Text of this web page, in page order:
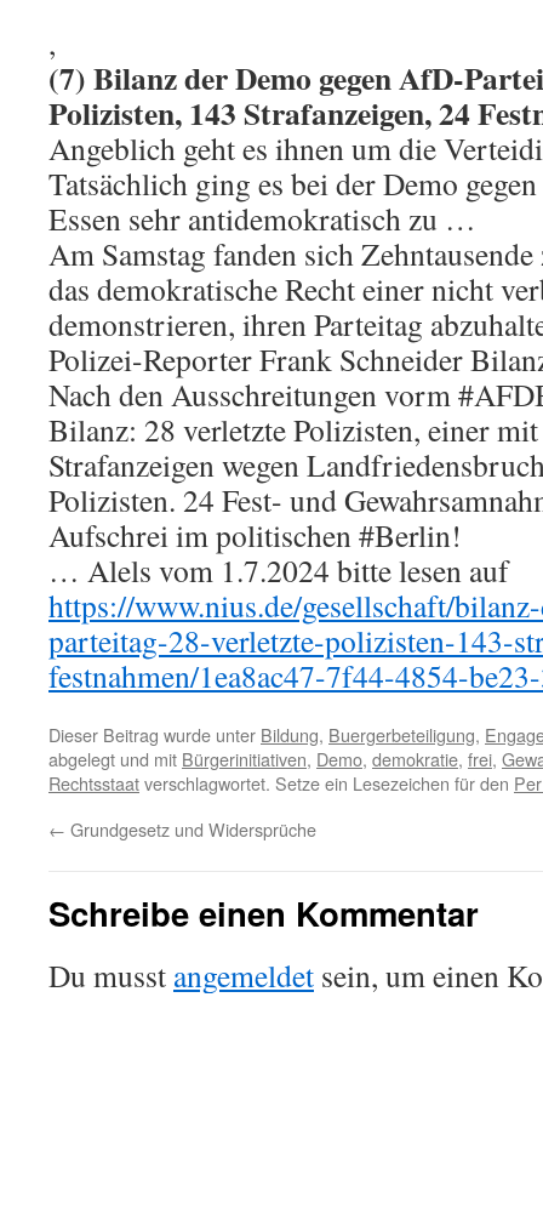
,
(7) Bilanz der Demo gegen AfD-
Polizisten, 143 Strafanzeigen, 24
Angeblich geht es ihnen um die
Tatsächlich ging es bei der Demo
Essen sehr antidemokratisch zu …
Am Samstag fanden sich
das demokratische Recht einer nicht
demonstrieren, ihren Parteitag
Polizei-Reporter Frank Schneider
Nach den Ausschreitungen vorm
Bilanz: 28 verletzte Polizisten, einer
Strafanzeigen wegen
Polizisten. 24 Fest- und
Aufschrei im politischen #Berlin!
… Alels vom 1.7.2024 bitte lesen auf
https://www.nius.de/gesellschaft/
parteitag-28-verletzte-polizisten-143-
festnahmen/1ea8ac47-7f44-4854-
Dieser Beitrag wurde unter Bildung, Buergerbeteiligung,
abgelegt und mit Bürgerinitiativen, Demo, demokratie, frei,
Rechtsstaatverschlagwortet. Setze ein Lesezeichen für den
← Grundgesetz und Widersprüche
Schreibe einen Kommentar
Du musst angemeldet sein, um einen